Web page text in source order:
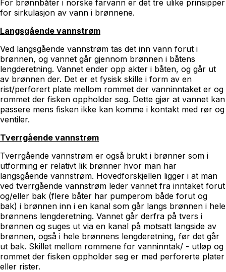
For brønnbåter i norske farvann er det tre ulike prinsipper
for sirkulasjon av vann i brønnene.
Langsgående vannstrøm
Ved langsgående vannstrøm tas det inn vann forut i
brønnen, og vannet går gjennom brønnen i båtens
lengderetning. Vannet ender opp akter i båten, og går ut
av brønnen der. Det er et fysisk skille i form av en
rist/perforert plate mellom rommet der vanninntaket er og
rommet der fisken oppholder seg. Dette gjør at vannet kan
passere mens fisken ikke kan komme i kontakt med rør og
ventiler.
Tverrgående vannstrøm
Tverrgående vannstrøm er også brukt i brønner som i
utforming er relativt lik brønner hvor man har
langsgående vannstrøm. Hovedforskjellen ligger i at man
ved tverrgående vannstrøm leder vannet fra inntaket forut
og/eller bak (flere båter har pumperom både forut og
bak) i brønnen inn i en kanal som går langs brønnen i hele
brønnens lengderetning. Vannet går derfra på tvers i
brønnen og suges ut via en kanal på motsatt langside av
brønnen, også i hele brønnens lengderetning, før det går
ut bak. Skillet mellom rommene for vanninntak/ - utløp og
rommet der fisken oppholder seg er med perforerte plater
eller rister.